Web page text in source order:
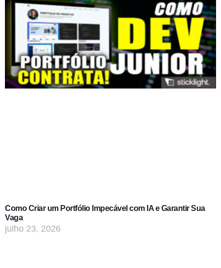
Como Criar um Portfólio Impecável com IA e Garantir Sua
Vaga
julho 23, 2026